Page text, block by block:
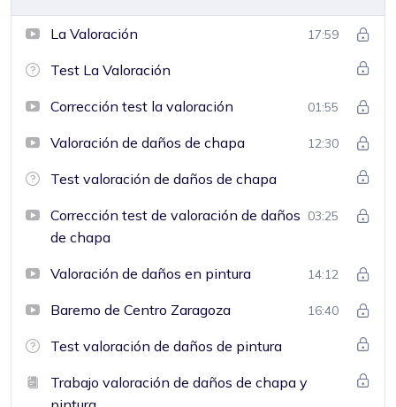
La Valoración 17:59
Test La Valoración
Corrección test la valoración 01:55
Valoración de daños de chapa 12:30
Test valoración de daños de chapa
Corrección test de valoración de daños
de chapa
03:25
Valoración de daños en pintura 14:12
Baremo de Centro Zaragoza 16:40
Test valoración de daños de pintura
Trabajo valoración de daños de chapa y